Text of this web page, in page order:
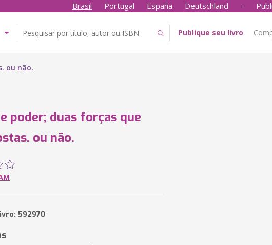
Brasil Portugal España Deutschland -
Publique seu livro
ou não.
poder; duas forças que
ou não.
592970